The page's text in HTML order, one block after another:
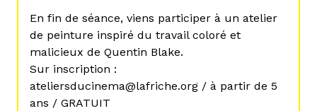
En fin de séance, viens participer à un atelier
de peinture inspiré du travail coloré et
malicieux de Quentin Blake.
Sur inscription :
ateliersducinema@lafriche.org / à partir de 5
ans / GRATUIT